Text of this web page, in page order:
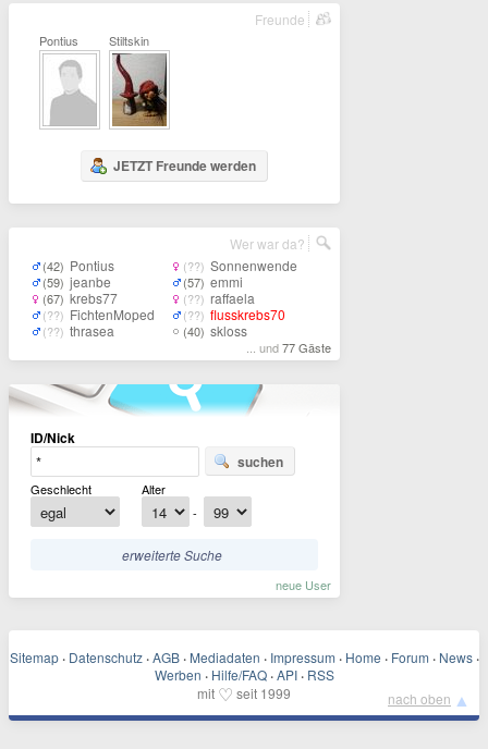
Pontius Stiltskin
JETZT Freunde werden
Freunde
(42) Pontius
(59) jeanbe
(67) krebs77
(??) FichtenMoped
(??) thrasea
(??) Sonnenwende
(57) emmi
(??) raffaela
(??) flusskrebs70
(40) skloss
... und77 Gäste
Wer war da?
ID/Nick
suchen
Geschlecht
Alter
-
erweiterte Suche
neue User
Sitemap · Datenschutz · AGB · Mediadaten · Impressum · Home · Forum · News ·
Werben · Hilfe/FAQ · API · RSS
mit ♡ seit 1999 nach oben ▲